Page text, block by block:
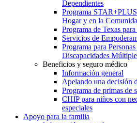
Dependientes
Programa
Hogar y en la
Programa de Texas
Servicios de
Programa para
Discapacidades
Beneficios y seguro médico
Información general
Apelando una decisión
Programa de primas de
CHIP para niños con
especiales
Apoyo para la familia